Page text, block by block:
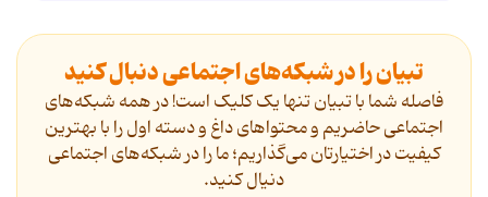
تبیان را در شبکه‌های اجتماعی دنبال کنید
فاصله شما با تبیان تنها یک کلیک است! در همه شبکه‌های
اجتماعی حاضریم و محتواهای داغ و دسته اول را با بهترین
کیفیت در اختیارتان می‌گذاریم؛ ما را در شبکه‌های اجتماعی
دنیال کنید.